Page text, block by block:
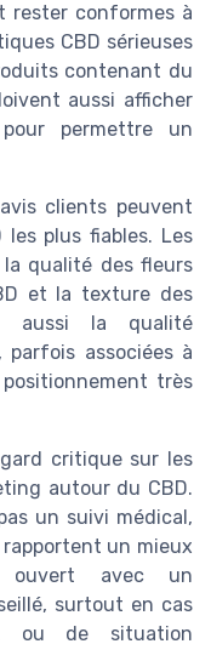
rester conformes à
CBD sérieuses
contenant du
aussi afficher
permettre un
clients peuvent
les plus fiables. Les
qualité des fleurs
et la texture des
aussi la qualité
parfois associées à
très
critique sur les
autour du CBD.
un suivi médical,
un mieux
ouvert avec un
surtout en cas
ou de situation